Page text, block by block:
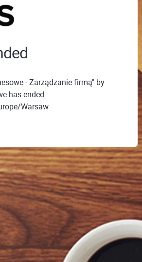
- Zarządzanie firmą" by
has ended
Warsaw